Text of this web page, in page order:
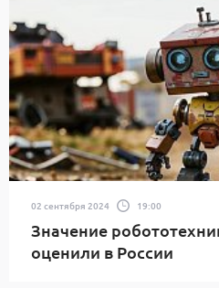
02 сентября 2024 19:00
Значение
оценили в России